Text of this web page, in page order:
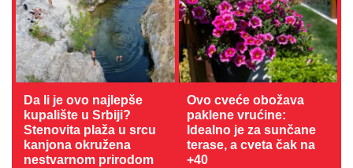
Da li je ovo najlepše
kupalište u Srbiji?
Stenovita plaža u srcu
kanjona okružena
nestvarnom prirodom
Ovo cveće obožava
paklene vrućine:
Idealno je za sunčane
terase, a cveta čak na
+40